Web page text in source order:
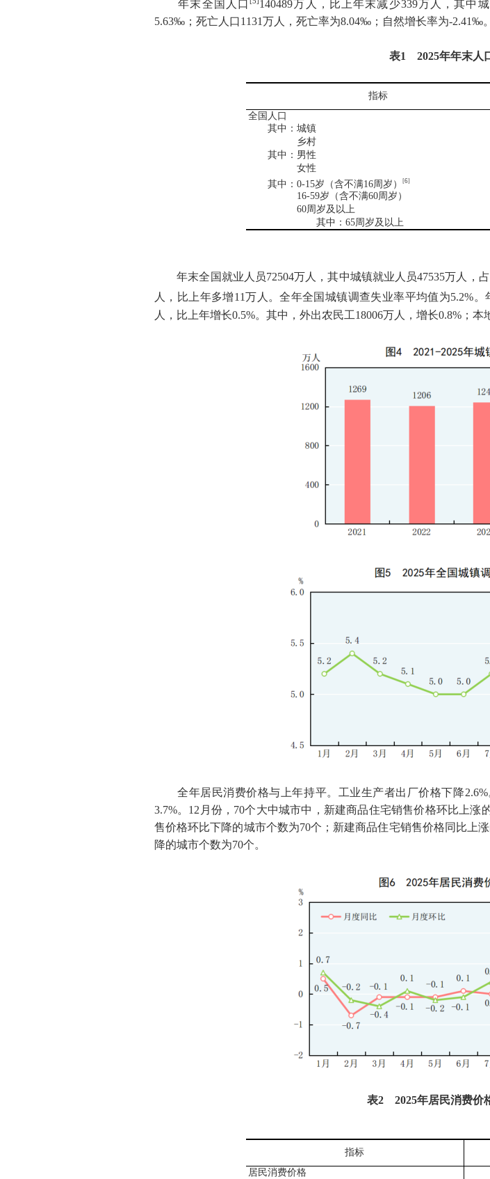
年末全国人口 140489万人，比上年末减少339万人，其中
5.63‰；死亡人口1131万人，死亡率为8.04‰；自然增长率为-2.41‰。
表1 2025年年末人
指标
全国人口
其中：城镇
乡村
其中：男性
女性
其中：0-15岁（含不满16 周岁） [6
16-59岁（含不满60周岁）
60周岁及以上
其中：65周岁及以上
年末全国就业人员72504万人，其中城镇就业人员47535万人，
人，比上年多增11万人。全年全国城镇调查失业率平均值为5.2%。
人，比上年增长0.5%。其中，外出农民工18006万人，增长0.8% ；本
全年居民消费价格与上年持平。工业生产者出厂价格下降2.6%
3.7%。 12 月份， 70个大中城市中，新建商品住宅销售价格环比上涨
售价格环比下降的城市个数为70个；新建商品住宅销售价格同比上
降的城市个数为70个。
表2 2025年居民消费价
指标
居民消费价格